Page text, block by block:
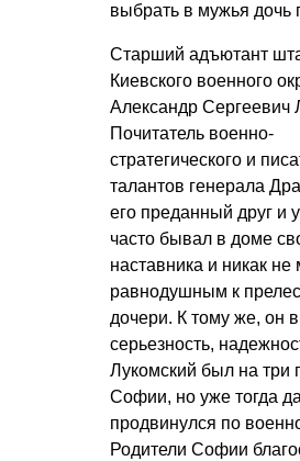
выбрать в мужья дочь
Старший адъютант
Киевского военного
Александр Сергеевич
Почитатель военно-
стратегического и
талантов генерала
его преданный друг и
часто бывал в доме
наставника и никак не
равнодушным к
дочери. К тому же, он
серьезность,
Лукомский был на три
Софии, но уже тогда
продвинулся по
Родители Софии